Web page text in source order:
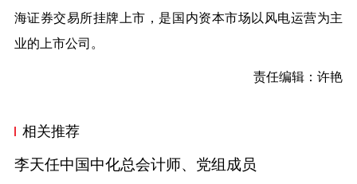
海证券交易所挂牌上市，是国内资本市场以风电运营为主
业的上市公司。
责任编辑：许艳
相关推荐
李天任中国中化总会计师、党组成员